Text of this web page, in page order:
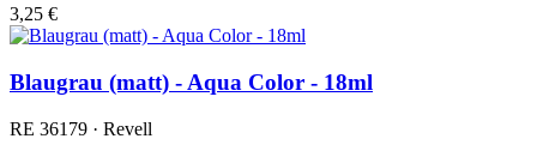
3,25 €
Blaugrau (matt) - Aqua Color - 18ml
RE 36179 · Revell